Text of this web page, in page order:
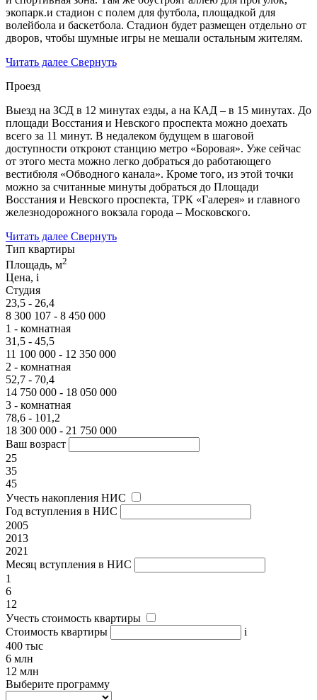
экопарк.и стадион с полем для футбола, площадкой для
волейбола и баскетбола. Стадион будет размещен отдельно от
дворов, чтобы шумные игры не мешали остальным жителям.
Читать далее Свернуть
Проезд
Выезд на ЗСД в 12 минутах езды, а на КАД – в 15 минутах. До
площади Восстания и Невского проспекта можно доехать
всего за 11 минут. В недалеком будущем в шаговой
доступности откроют станцию метро «Боровая». Уже сейчас
от этого места можно легко добраться до работающего
вестибюля «Обводного канала». Кроме того, из этой точки
можно за считанные минуты добраться до Площади
Восстания и Невского проспекта, ТРК «Галерея» и главного
железнодорожного вокзала города – Московского.
Читать далее Свернуть
Тип квартиры
Площадь, м2
Цена, i
Студия
23,5 - 26,4
8 300 107 - 8 450 000
1 - комнатная
31,5 - 45,5
11 100 000 - 12 350 000
2 - комнатная
52,7 - 70,4
14 750 000 - 18 050 000
3 - комнатная
78,6 - 101,2
18 300 000 - 21 750 000
Ваш возраст
25
35
45
Учесть накопления НИС
Год вступления в НИС
2005
2013
2021
Месяц вступления в НИС
1
6
12
Учесть стоимость квартиры
Стоимость квартиры
i
400 тыс
6 млн
12 млн
Выберите программу